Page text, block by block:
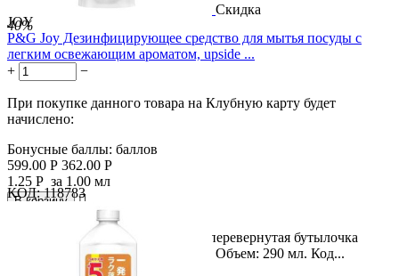
Скидка
40%
JOY
P&G Joy Дезинфицирующее средство для мытья посуды с
легким освежающим ароматом, upside ...
+
−
При покупке данного товара на Клубную карту будет
начислено:
Бонусные баллы: баллов
599.00 Р 362.00 Р
1.25 Р за 1.00 мл
В корзину

Название продукта: Компактная перевернутая бутылочка
дезинфицирующего средства Joy. Объем: 290 мл. Код...
КОД: 118783